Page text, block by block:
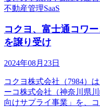
不動産管理SaaS
コクヨ、富士通コワ
を譲り受け
2024年08月23日
コクヨ株式会社（7984）
ーコ株式会社（神奈川県
向けサプライ事業」を、